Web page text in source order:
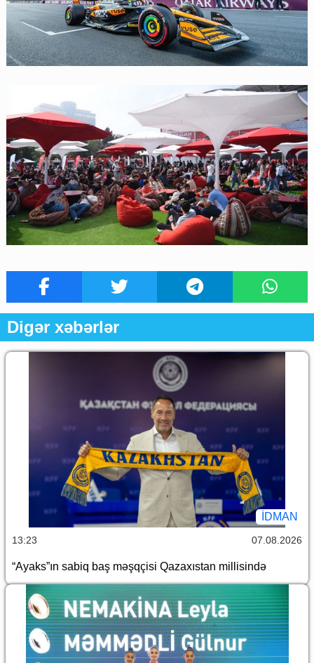
Digər xəbərlər
İDMAN
13:23 07.08.2026
“Ayaks”ın sabiq baş məşqçisi Qazaxıstan millisində